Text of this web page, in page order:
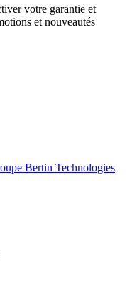
votre garantie et
et nouveautés
Bertin Technologies